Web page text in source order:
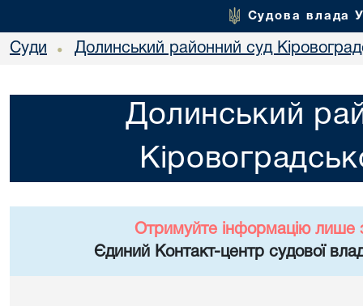
Судова влада
Суди • Долинський районний суд
Долинський
Отримуйте інформацію лише
Єдиний Контакт-центр судової